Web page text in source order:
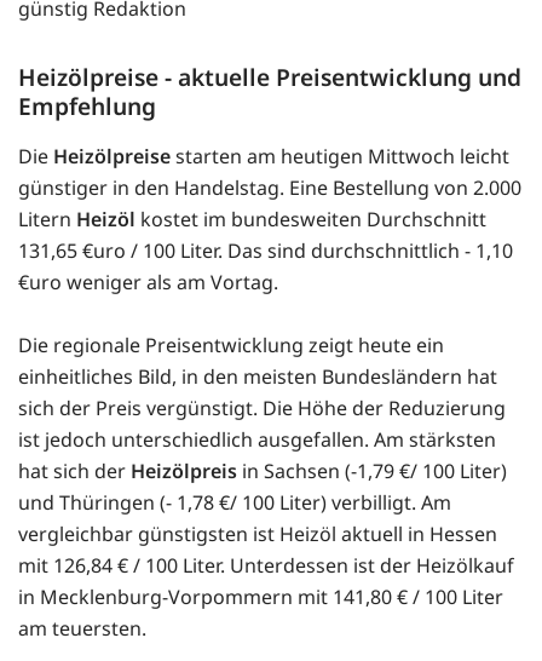
günstig Redaktion
Heizölpreise - aktuelle Preisentwicklung und
Empfehlung
Die Heizölpreisestarten am heutigen Mittwoch leicht
günstiger in den Handelstag. Eine Bestellung von 2.000
Litern Heizöl kostet im bundesweiten Durchschnitt
131,65 €uro / 100 Liter. Das sind durchschnittlich - 1,10
€uro weniger als am Vortag.
Die regionale Preisentwicklung zeigt heute ein
einheitliches Bild, in den meisten Bundesländern hat
sich der Preis vergünstigt. Die Höhe der Reduzierung
ist jedoch unterschiedlich ausgefallen. Am stärksten
hat sich der Heizölpreis in Sachsen (-1,79 €/ 100 Liter)
und Thüringen (- 1,78 €/ 100 Liter) verbilligt. Am
vergleichbar günstigsten ist Heizöl aktuell in Hessen
mit 126,84 € / 100 Liter. Unterdessen ist der Heizölkauf
in Mecklenburg-Vorpommern mit 141,80 € / 100 Liter
am teuersten.